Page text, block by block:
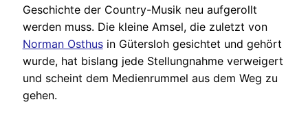
Geschichte der Country-Musik neu aufgerollt
werden muss. Die kleine Amsel, die zuletzt von
Norman Osthusin Gütersloh gesichtet und gehört
wurde, hat bislang jede Stellungnahme verweigert
und scheint dem Medienrummel aus dem Weg zu
gehen.